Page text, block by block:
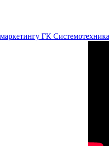
ГК Системотехника